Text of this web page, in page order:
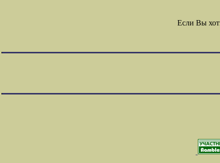
Если Вы